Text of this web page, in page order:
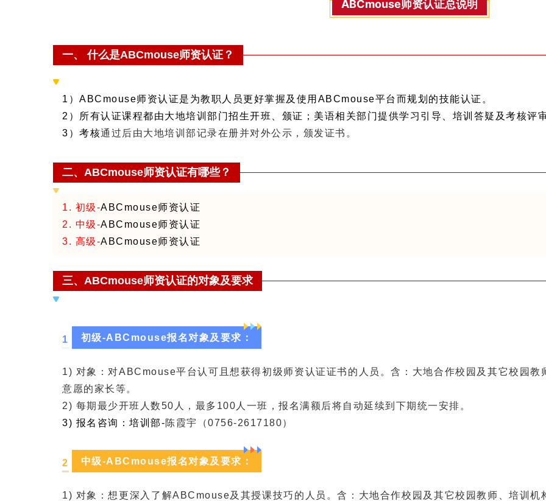
ABCmouse师资认证总说明
一、 什么是ABCmouse师资认证？
1） ABCmouse师资认证是为教职人员更好掌握及使用ABCmouse平台而规划的技能认证。
2）
所有认证课程都由大地培训部门招生开班、颁证；美语相关部门提供学习引导、培训答疑及考核评
3） 考核通过后由大地培训部记录在册并对外公示，颁发证书。
二、 ABCmouse师资认证有哪些？
1. 初级-ABCmouse师资认证
2. 中级-ABCmouse师资认证
3. 高级-ABCmouse师资认证
三、 ABCmouse师资认证的对象及要求
1 初级-ABCmouse报名对象及要求：
1) 对象：对ABCmouse平台认可且想获得初级师资认证证书的人员。含：大地合作校园及其它校园
意愿的家长等。
2) 每期最少开班人数50人，最多100人一班，报名满额后将自动延续到下期统一安排。
3) 报名咨询：培训部-陈霞宇（0756-2617180）
2 中级-ABCmouse报名对象及要求：
1) 对象
：想更深入了解ABCmouse及其授课技巧的人员。含：大地合作校园及其它校园教师、培训